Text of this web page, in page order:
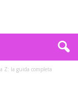
Z: la guida completa